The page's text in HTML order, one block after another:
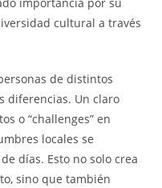
cultural a través
de distintos
diferencias. Un claro
o “challenges” en
locales se
días. Esto no solo crea
sino que también